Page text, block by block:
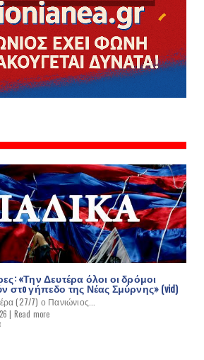
«Την Δευτέρα όλοι οι δρόμοι
στo γήπεδο της Νέας Σμύρνης» (vid)
(27/7) ο Πανιώνιος...
| Read more